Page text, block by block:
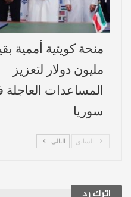
مليون دولار لتعزيز
المساعدات
سوريا
السابق التالي